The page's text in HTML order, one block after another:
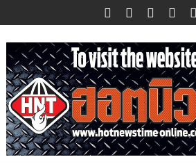
to
content